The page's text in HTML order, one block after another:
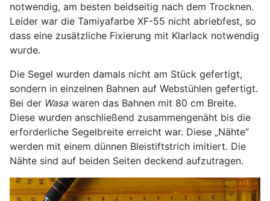
notwendig, am besten beidseitig nach dem Trocknen.
Leider war die Tamiyafarbe XF-55 nicht abriebfest, so
dass eine zusätzliche Fixierung mit Klarlack notwendig
wurde.
Die Segel wurden damals nicht am Stück gefertigt,
sondern in einzelnen Bahnen auf Webstühlen gefertigt.
Bei der Wasa waren das Bahnen mit 80 cm Breite.
Diese wurden anschließend zusammengenäht bis die
erforderliche Segelbreite erreicht war. Diese „Nähte“
werden mit einem dünnen Bleistiftstrich imitiert. Die
Nähte sind auf beiden Seiten deckend aufzutragen.